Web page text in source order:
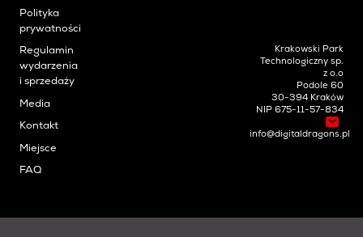
Polityka
prywatności
Regulamin
wydarzenia
i sprzedaży
Media
Kontakt
Miejsce
FAQ
Krakowski Park
Technologiczny sp.
z o.o
Podole 60
30-394 Kraków
NIP 675-11-57-834
info@digitaldragons.pl